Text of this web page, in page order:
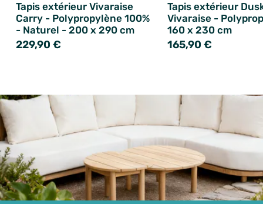
Tapis extérieur Vivaraise
Carry - Polypropylène 100%
- Naturel - 200 x 290 cm
229,90 €
Tapis extérieur
Vivaraise -
160 x 230 cm
165,90 €